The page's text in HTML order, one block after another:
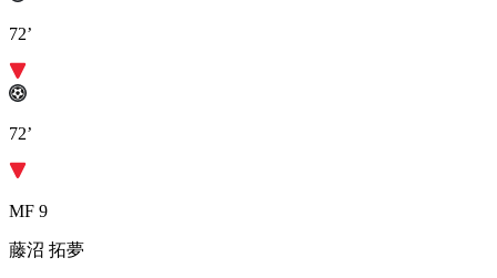
72’
72’
MF 9
藤沼 拓夢